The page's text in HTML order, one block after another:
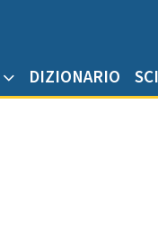
DIZIONARIO